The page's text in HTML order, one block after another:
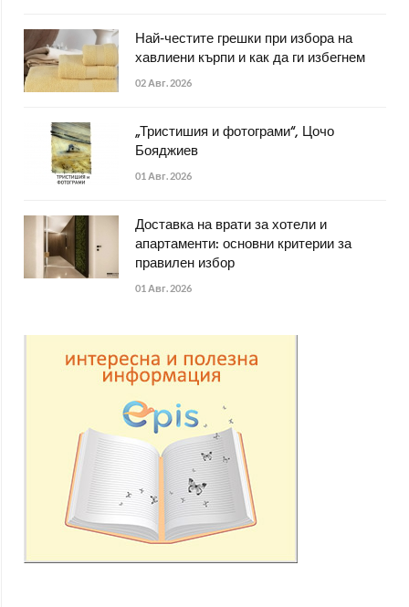
Най-честите грешки при избора на
хавлиени кърпи и как да ги избегнем
02 Авг. 2026
„Тристишия и фотограми“, Цочо
Бояджиев
01 Авг. 2026
Доставка на врати за хотели и
апартаменти: основни критерии за
правилен избор
01 Авг. 2026